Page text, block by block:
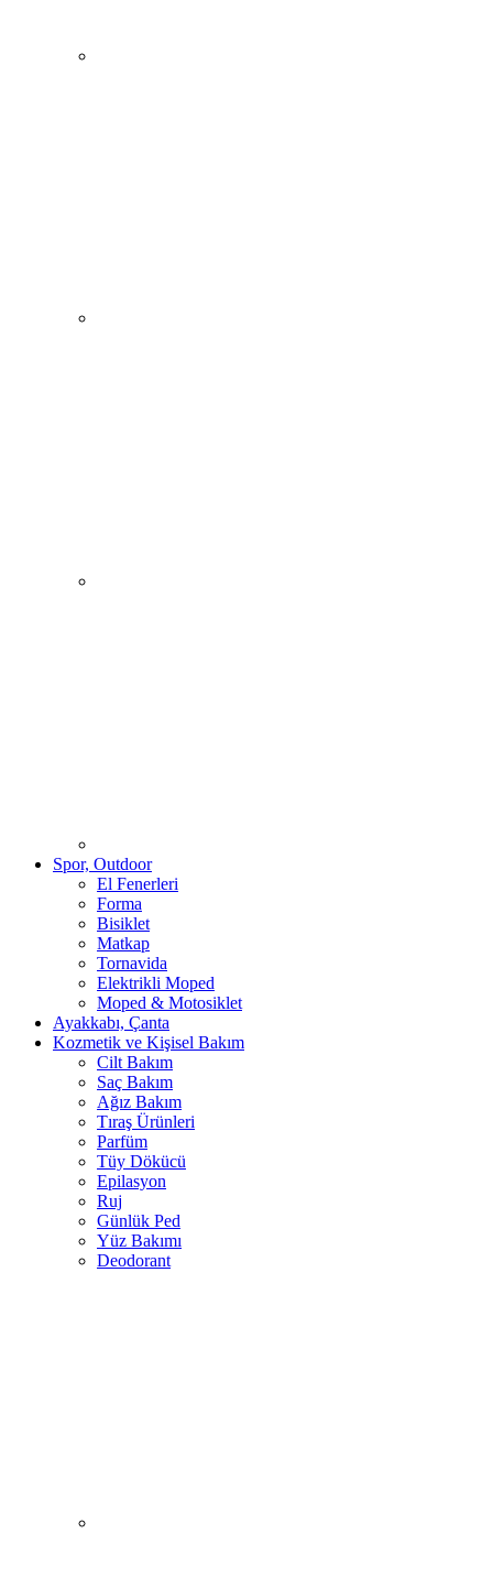
Spor, Outdoor
El Fenerleri
Forma
Bisiklet
Matkap
Tornavida
Elektrikli Moped
Moped & Motosiklet
Ayakkabı, Çanta
Kozmetik ve Kişisel Bakım
Cilt Bakım
Saç Bakım
Ağız Bakım
Tıraş Ürünleri
Parfüm
Tüy Dökücü
Epilasyon
Ruj
Günlük Ped
Yüz Bakımı
Deodorant